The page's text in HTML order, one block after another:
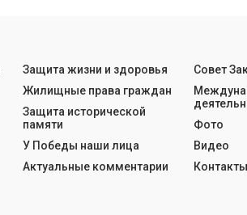
Защита жизни и здоровья
Жилищные права граждан
Защита исторической
памяти
У Победы наши лица
Актуальные комментарии
Совет
Фото
Видео
Контакты